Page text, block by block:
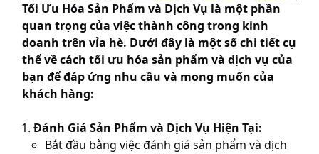
Tối Ưu Hóa Sản Phẩm và Dịch Vụ là một phần
quan trọng của việc thành công trong kinh
doanh trên vỉa hè. Dưới đây là một số chi tiết cụ
thể về cách tối ưu hóa sản phẩm và dịch vụ của
bạn để đáp ứng nhu cầu và mong muốn của
khách hàng:
Đánh Giá Sản Phẩm và Dịch Vụ Hiện Tại:
Bắt đầu bằng việc đánh giá sản phẩm và dịch